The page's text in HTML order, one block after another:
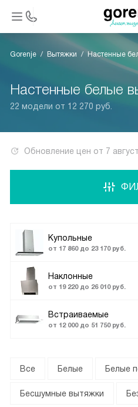
Gorenje Вытяжки Настенные
Настенные белые
22 модели от 12 270 руб.
Обновление цен от 7
Купольные
от 17 860 до 23 170 руб.
Наклонные
от 19 220 до 26 010 руб.
Встраиваемые
от 12 000 до 51 750 руб.
Все Белые Белые
Бесшумные вытяжки